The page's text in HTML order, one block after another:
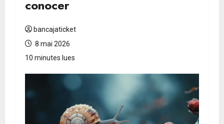
conocer
bancajaticket
8 mai 2026
10 minutes lues